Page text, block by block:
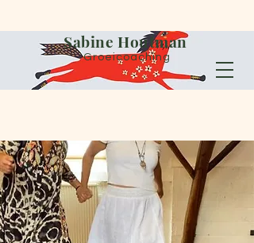
Sabine Houtman
Groeicoaching